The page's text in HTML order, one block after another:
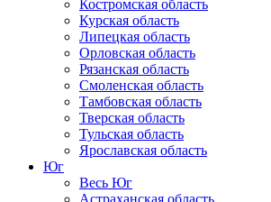
Костромская область
Курская область
Липецкая область
Орловская область
Рязанская область
Смоленская область
Тамбовская область
Тверская область
Тульская область
Ярославская область
Юг
Весь Юг
Астраханская область